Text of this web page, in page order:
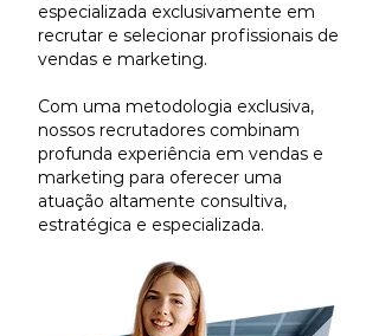
especializada exclusivamente em
recrutar e selecionar profissionais de
vendas e marketing.
Com uma metodologia exclusiva,
nossos recrutadores combinam
profunda experiência em vendas e
marketing para oferecer uma
atuação altamente consultiva,
estratégica e especializada.